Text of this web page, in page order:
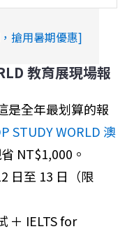
搶用暑期優惠]
教育展現場報
是全年最划算的報
STUDY WORLD 澳
NT$1,000。
日至 13 日（限
＋ IELTS for